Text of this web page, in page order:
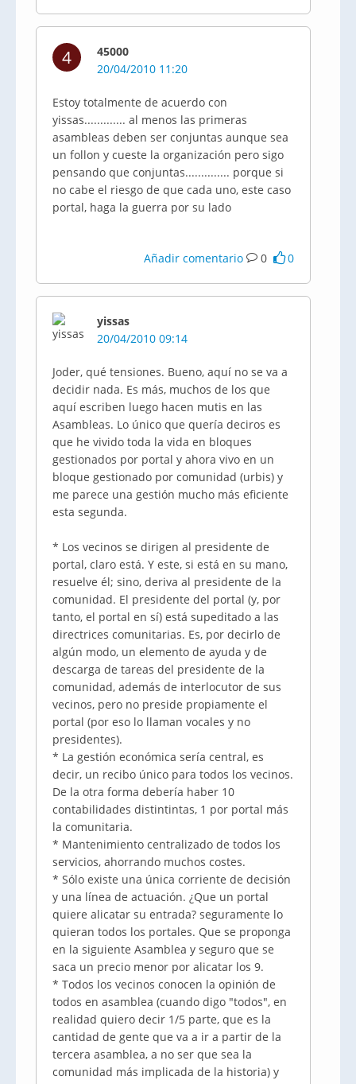
4
45000
20/04/2010 11:20
Estoy totalmente de acuerdo con
yissas............. al menos las primeras
asambleas deben ser conjuntas aunque sea
un follon y cueste la organización pero sigo
pensando que conjuntas.............. porque si
no cabe el riesgo de que cada uno, este caso
portal, haga la guerra por su lado
Añadir comentario 0 0
yissas
20/04/2010 09:14
Joder, qué tensiones. Bueno, aquí no se va a
decidir nada. Es más, muchos de los que
aquí escriben luego hacen mutis en las
Asambleas. Lo único que quería deciros es
que he vivido toda la vida en bloques
gestionados por portal y ahora vivo en un
bloque gestionado por comunidad (urbis) y
me parece una gestión mucho más eficiente
esta segunda.
* Los vecinos se dirigen al presidente de
portal, claro está. Y este, si está en su mano,
resuelve él; sino, deriva al presidente de la
comunidad. El presidente del portal (y, por
tanto, el portal en sí) está supeditado a las
directrices comunitarias. Es, por decirlo de
algún modo, un elemento de ayuda y de
descarga de tareas del presidente de la
comunidad, además de interlocutor de sus
vecinos, pero no preside propiamente el
portal (por eso lo llaman vocales y no
presidentes).
* La gestión económica sería central, es
decir, un recibo único para todos los vecinos.
De la otra forma debería haber 10
contabilidades distintintas, 1 por portal más
la comunitaria.
* Mantenimiento centralizado de todos los
servicios, ahorrando muchos costes.
* Sólo existe una única corriente de decisión
y una línea de actuación. ¿Que un portal
quiere alicatar su entrada? seguramente lo
quieran todos los portales. Que se proponga
en la siguiente Asamblea y seguro que se
saca un precio menor por alicatar los 9.
* Todos los vecinos conocen la opinión de
todos en asamblea (cuando digo "todos", en
realidad quiero decir 1/5 parte, que es la
cantidad de gente que va a ir a partir de la
tercera asamblea, a no ser que sea la
comunidad más implicada de la historia) y